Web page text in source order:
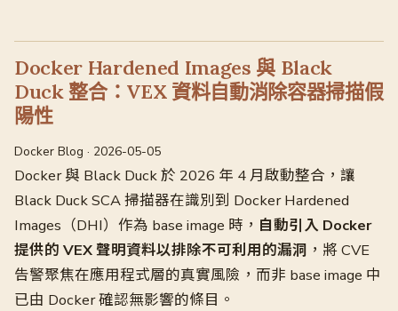
Docker Hardened Images 與 Black
Duck 整合：VEX 資料自動消除容器掃描假
陽性
Docker Blog · 2026-05-05
Docker 與 Black Duck 於 2026 年 4 月啟動整合，讓
Black Duck SCA 掃描器在識別到 Docker Hardened
Images（DHI）作為 base image 時， 自動引入 Docker
提供的 VEX 聲明資料以排除不可利用的漏洞 ，將 CVE
告警聚焦在應用程式層的真實風險，而非 base image 中
已由 Docker 確認無影響的條目。